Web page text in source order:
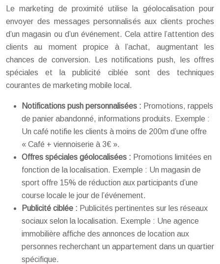
Le marketing de proximité utilise la géolocalisation pour
envoyer des messages personnalisés aux clients proches
d’un magasin ou d’un événement. Cela attire l’attention des
clients au moment propice à l’achat, augmentant les
chances de conversion. Les notifications push, les offres
spéciales et la publicité ciblée sont des techniques
courantes de marketing mobile local.
Notifications push personnalisées : Promotions, rappels
de panier abandonné, informations produits. Exemple :
Un café notifie les clients à moins de 200m d’une offre
« Café + viennoiserie à 3€ ».
Offres spéciales géolocalisées : Promotions limitées en
fonction de la localisation. Exemple : Un magasin de
sport offre 15% de réduction aux participants d’une
course locale le jour de l’événement.
Publicité ciblée : Publicités pertinentes sur les réseaux
sociaux selon la localisation. Exemple : Une agence
immobilière affiche des annonces de location aux
personnes recherchant un appartement dans un quartier
spécifique.